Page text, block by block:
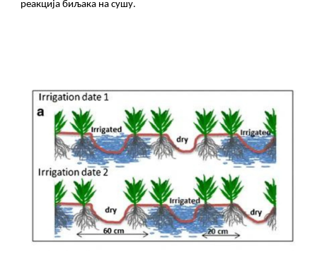
реакција биљака на сушу.